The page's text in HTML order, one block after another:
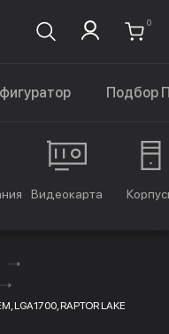
0
Подбор
Видеокарта
LGA1700, RAPTOR LAKE